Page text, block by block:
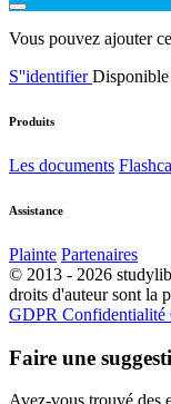
Vous pouvez ajouter
S''identifierDisponible
Produits
Les documents
Assistance
Plainte Partenaires
© 2013 - 2026
droits d'auteur sont la
GDPR Confidentialité
Faire une